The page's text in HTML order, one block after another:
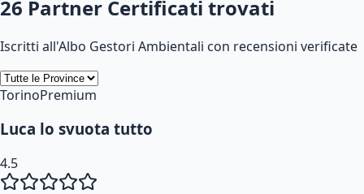
26 Partner Certificati trovati
Iscritti all'Albo Gestori Ambientali con recensioni verificate
TorinoPremium
Luca lo svuota tutto
4.5